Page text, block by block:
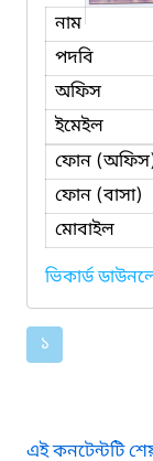
নাম
পদবি
অফিস
ইমেইল
ফোন
ফোন (বাসা)
মোবাইল
ভিকার্ড
১
এই কনটেন্টটি